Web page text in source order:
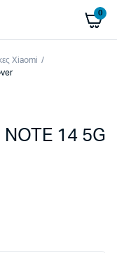
0
Xiaomi
14 5G